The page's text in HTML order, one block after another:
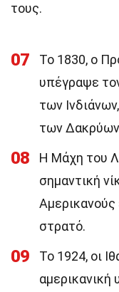
τους.
07
Το 1830, ο
υπέγραψε
των
των
08
Η Μάχη του
σημαντική
Αμερικανούς
στρατό.
09
Το 1924, οι
αμερικανική